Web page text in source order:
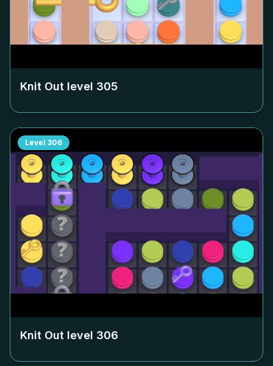
Knit Out level 305
Level 306
Knit Out level 306